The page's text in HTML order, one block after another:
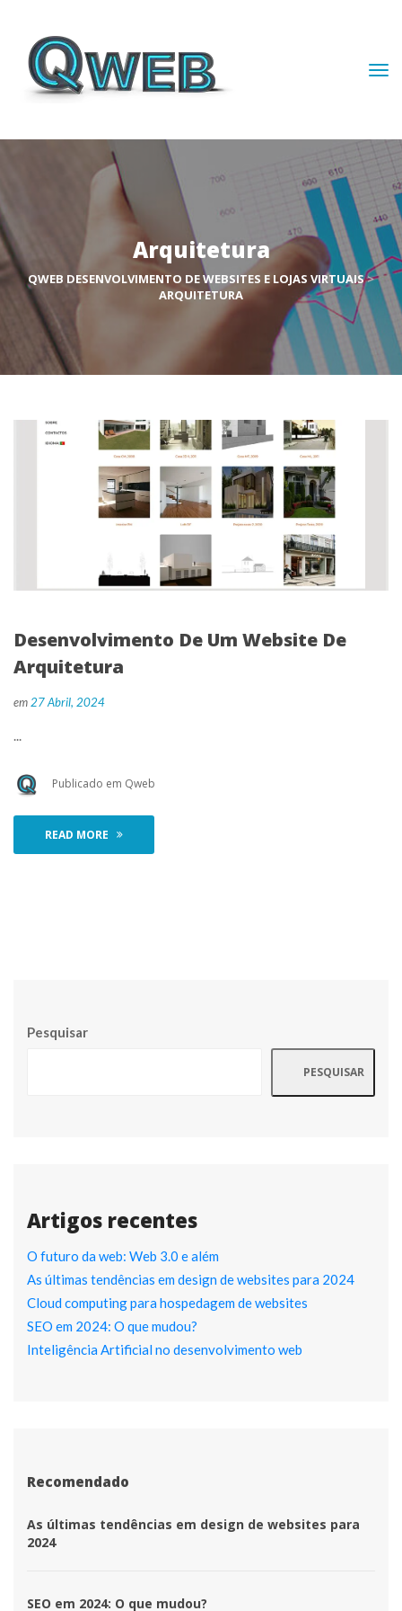
Arquitetura
QWEB DESENVOLVIMENTO DE WEBSITES E LOJAS VIRTUAIS >
ARQUITETURA
Desenvolvimento De Um Website De
Arquitetura
em 27 Abril, 2024
...
Publicado em Qweb
READ MORE
Pesquisar
PESQUISAR
Artigos recente
O futuro da web: Web 3.0 e além
As últimas tendências em design de websites para 2024
Cloud computing para hospedagem de website
SEO em 2024: O que mudou?
Inteligência Artificial no desenvolvimento web
Recomendado
As últimas tendências em design de websites para
2024
SEO em 2024: O que mudou?